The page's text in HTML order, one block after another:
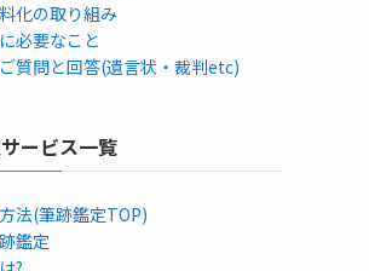
化の取り組み
必要なこと
質問と回答(遺言状・裁判etc)
ービス一覧
法(筆跡鑑定TOP)
鑑定